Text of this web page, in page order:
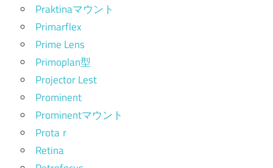
Praktinaマウント
Primarflex
Prime Lens
Primoplan型
Projector Lest
Prominent
Prominentマウント
Protaｒ
Retina